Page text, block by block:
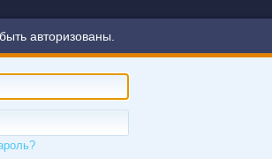
авторизованы.